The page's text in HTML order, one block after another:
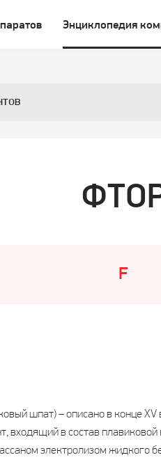
Энциклопедия
F
шпат) – описано в конце
входящий в состав
электролизом жидкого